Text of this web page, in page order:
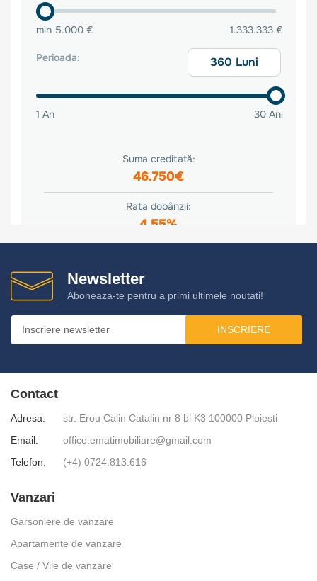
Newsletter
Aboneaza-te pentru a primi ultimele noutati!
INSCRIERE
Contact
Adresa:
str. Erou Calin Catalin nr 8 bl K3 100000 Ploiești
Email:
office.ematimobiliare@gmail.com
Telefon:
(+4) 0724.813.616
Vanzari
Garsoniere de vanzare
Apartamente de vanzare
Case / Vile de vanzare